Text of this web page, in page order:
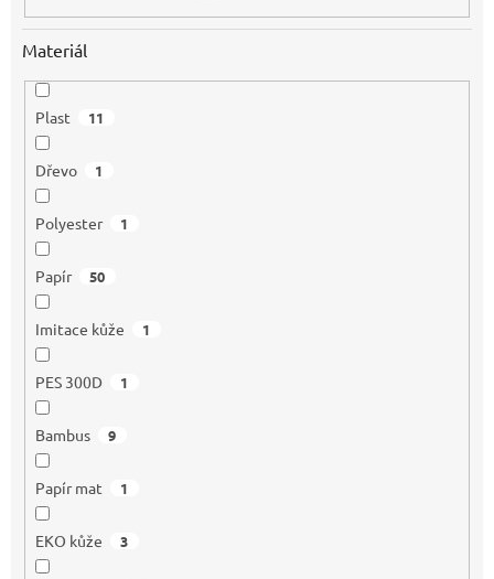
Materiál
Plast 11
Dřevo 1
Polyester 1
Papír 50
Imitace kůže 1
PES 300D 1
Bambus 9
Papír mat 1
EKO kůže 3